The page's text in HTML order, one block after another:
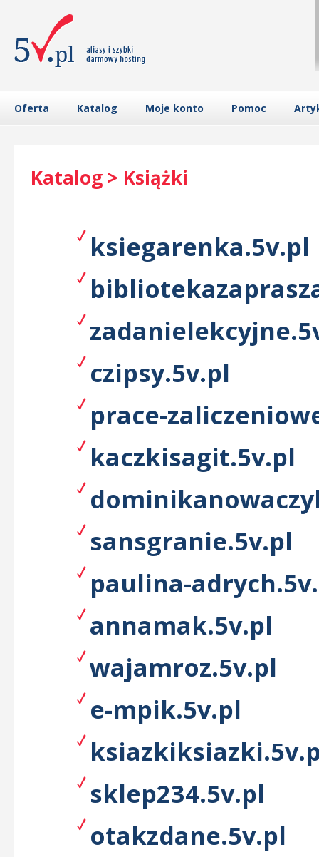
Oferta Katalog Moje konto Pomoc
Katalog > Książki
ksiegarenka.5v.pl
czipsy.5v.pl
prace-
kaczkisagit.5v.pl
sansgranie.5v.pl
paulina-
annamak.5v.pl
wajamroz.5v.pl
e-mpik.5v.pl
sklep234.5v.pl
otakzdane.5v.pl